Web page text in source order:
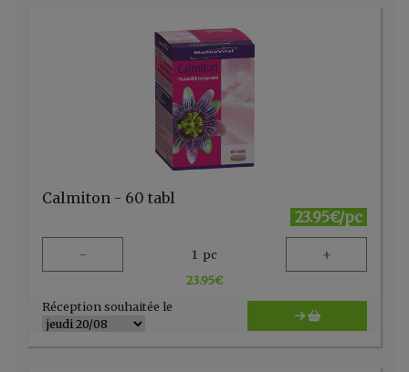
Calmiton - 60 tabl
23.95€/pc
- 1 pc +
23.95€
Réception souhaitée le